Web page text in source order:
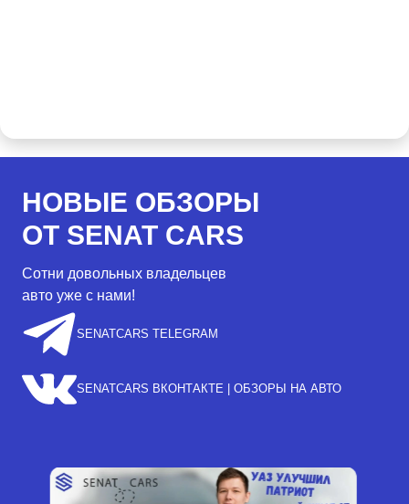
НОВЫЕ ОБЗОРЫ
ОТ SENAT CARS
Сотни довольных владельцев
авто уже с нами!
SENATCARS TELEGRAM
SENATCARS ВКОНТАКТЕ | ОБЗОРЫ НА АВТО